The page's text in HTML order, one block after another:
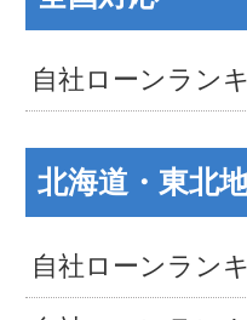
自社ローンラン
北海道・東北
自社ローンラン